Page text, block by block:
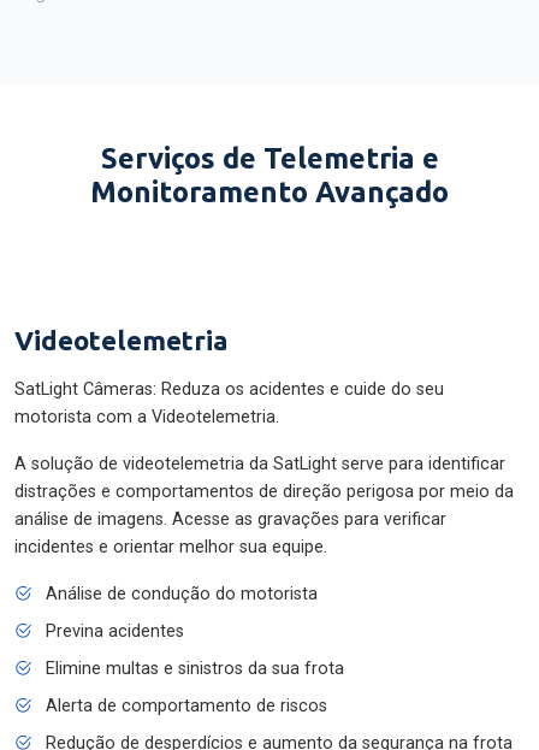
Serviços de Telemetria e
Monitoramento Avançado
Videotelemetria
SatLight Câmeras: Reduza os acidentes e cuide do seu
motorista com a Videotelemetria.
A solução de videotelemetria da SatLight serve para identificar
distrações e comportamentos de direção perigosa por meio da
análise de imagens. Acesse as gravações para verificar
incidentes e orientar melhor sua equipe.
Análise de condução do motorista
Previna acidentes
Elimine multas e sinistros da sua frota
Alerta de comportamento de riscos
Redução de desperdícios e aumento da segurança na frota